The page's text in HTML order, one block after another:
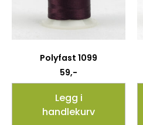
Polyfast 1099
59,-
Legg i
handlekurv